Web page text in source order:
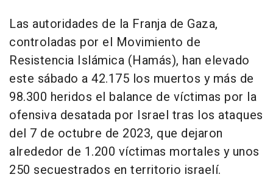
Las autoridades de la Franja de Gaza,
controladas por el Movimiento de
Resistencia Islámica (Hamás), han elevado
este sábado a 42.175 los muertos y más de
98.300 heridos el balance de víctimas por la
ofensiva desatada por Israel tras los ataques
del 7 de octubre de 2023, que dejaron
alrededor de 1.200 víctimas mortales y unos
250 secuestrados en territorio israelí.